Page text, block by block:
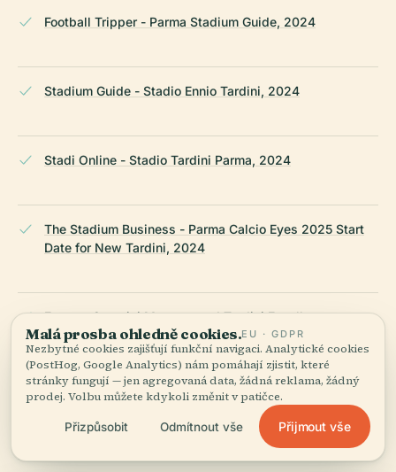
Football Tripper - Parma Stadium Guide, 2024
Stadium Guide - Stadio Ennio Tardini, 2024
Stadi Online - Stadio Tardini Parma, 2024
The Stadium Business - Parma Calcio Eyes 2025 Start
Date for New Tardini, 2024
Ernesto Ceresini Museum and Tardini Excellence
Experience, Parma Calcio, 2024
Wikipedia — Stadio Ennio Tardini
NAPOSLEDY REVIDOVÁNO:
Malá prosba ohledně cookies.EU · GDPR
Nezbytné cookies zajišťují funkční navigaci. Analytické cookies
(PostHog, Google Analytics) nám pomáhají zjistit, které
stránky fungují — jen agregovaná data, žádná reklama, žádný
prodej. Volbu můžete kdykoli změnit v patičce.
Přizpůsobit Odmítnout vše Přijmout vše